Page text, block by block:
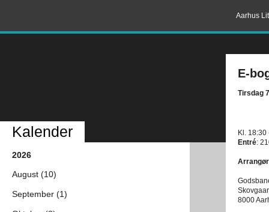
Aarhus
E-
Tirsdag
Kl. 18:30
Entré:
8000
Kalender
2026
August (10)
September (1)